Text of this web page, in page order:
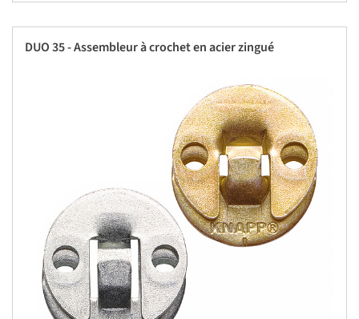
DUO 35 - Assembleur à crochet en acier zingué